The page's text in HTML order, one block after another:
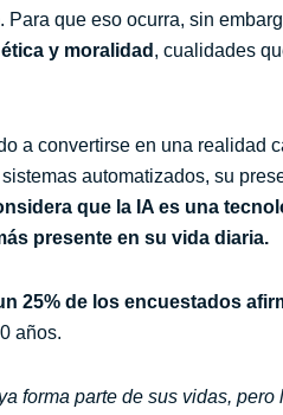
que eso ocurra, sin
y moralidad , cualidades
a convertirse en una realidad
automatizados, su
que la IA es una
presente en su vida diaria.
25% de los encuestados
años.
forma parte de sus vidas,